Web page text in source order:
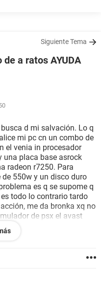
Siguiente Tema
a ratos AYUDA
d mi salvación. Lo q
mi pc cn un combo de
el venia in procesador
una placa base asrock
radeon r7250. Para
550w y un disco duro
es q se supome q
todo lo contrario tardo
me da bronka xq no
de psx el avast
Si me pudiesen ayudarse.
ultimatel 64bits